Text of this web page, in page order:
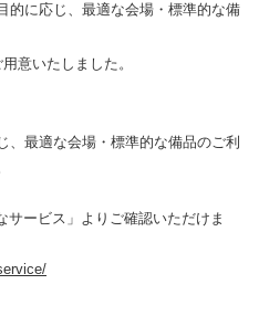
的に応じ、最適な会場・標準的な備
意いたしました。
、最適な会場・標準的な備品のご利
サービス」よりご確認いただけま